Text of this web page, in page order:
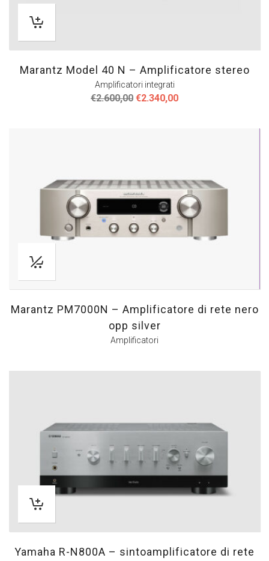
Marantz Model 40 N – Amplificatore stereo
Amplificatori integrati
€2.600,00 Il
€2.340,00Il
Marantz PM7000N – Amplificatore di rete nero
opp silver
Amplificatori
Yamaha R-N800A – sintoamplificatore di rete